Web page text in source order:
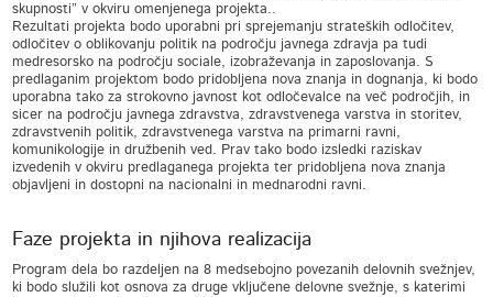
skupnosti” v okviru omenjenega projekta..
Rezultati projekta bodo uporabni pri sprejemanju strateških odločitev,
odločitev o oblikovanju politik na področju javnega zdravja pa tudi
medresorsko na področju sociale, izobraževanja in zaposlovanja. S
predlaganim projektom bodo pridobljena nova znanja in dognanja, ki bodo
uporabna tako za strokovno javnost kot odločevalce na več področjih, in
sicer na področju javnega zdravstva, zdravstvenega varstva in storitev,
zdravstvenih politik, zdravstvenega varstva na primarni ravni,
komunikologije in družbenih ved. Prav tako bodo izsledki raziskav
izvedenih v okviru predlaganega projekta ter pridobljena nova znanja
objavljeni in dostopni na nacionalni in mednarodni ravni.
Faze projekta in njihova realizacija
Program dela bo razdeljen na 8 medsebojno povezanih delovnih svežnjev,
ki bodo služili kot osnova za druge vključene delovne svežnje, s katerimi